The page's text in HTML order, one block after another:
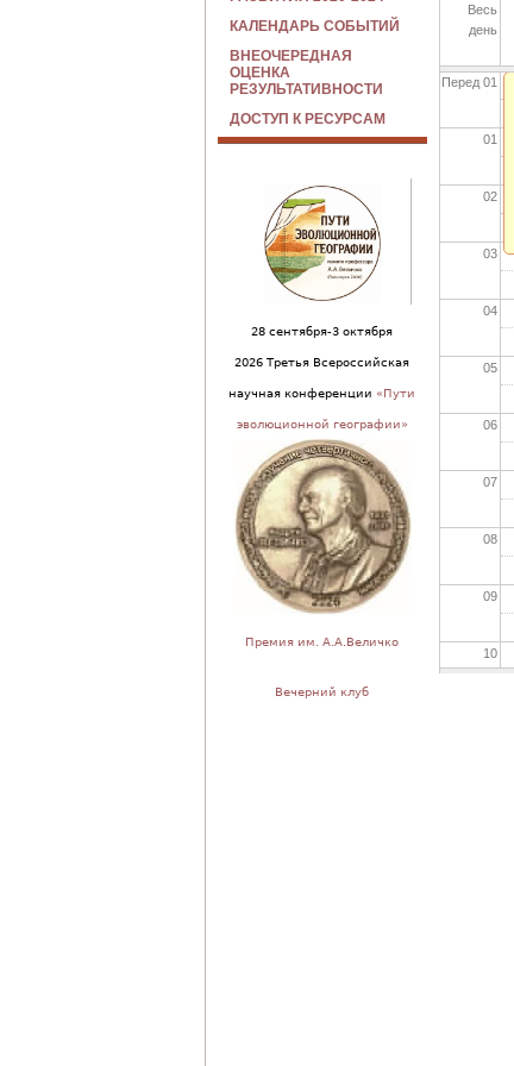
Весь
день
Перед 01
01
02
03
04
05
06
07
08
09
10
КАЛЕНДАРЬ СОБЫТИЙ
ВНЕОЧЕРЕДНАЯ
ОЦЕНКА
РЕЗУЛЬТАТИВНОСТИ
ДОСТУП К РЕСУРСАМ
28 сентября-3 октября
2026 Третья Всероссийская
научная конференции «Пути
эволюционной географии»
Премия им. А.А.Величко
Вечерний клуб